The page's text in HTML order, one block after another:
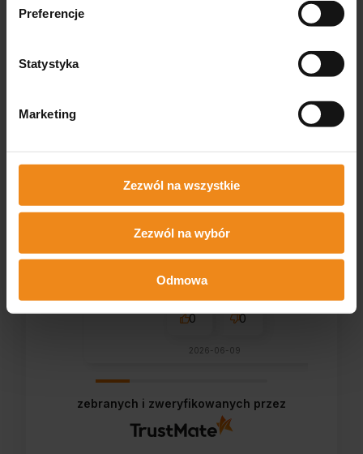
Preferencje
Statystyka
Marketing
Zezwól na wszystkie
Zezwól na wybór
Odmowa
Super szybkość z dostawą
0 0
2026-06-09
zebranych i zweryfikowanych przez